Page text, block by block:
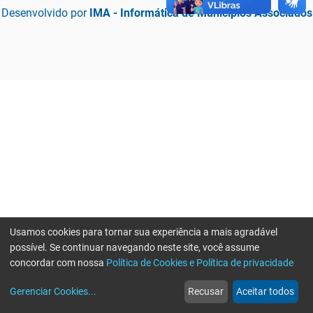
Desenvolvido por IMA - Informática de Municípios Associados
web
Notícias
more_horiz
Mais
Usamos cookies para tornar sua experiência a mais agradável
possível. Se continuar navegando neste site, você assume
concordar com nossa Política de Cookies e Política de privacidade
Gerenciar Cookies... Recusar Aceitar todos
Erro ao enviar informações, por favor tente novamente